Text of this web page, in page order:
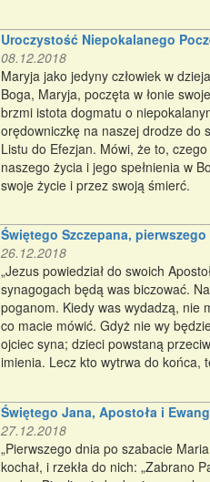
Uroczystość Niepokalanego
08.12.2018
Maryja jako jedyny człowiek w
Boga, Maryja, poczęta w łonie
brzmi istota dogmatu o
orędowniczkę na naszej drodze do
Listu do Efezjan. Mówi, że to,
naszego życia i jego spełnienia w
swoje życie i przez swoją śmierć.
Świętego Szczepana,
26.12.2018
„Jezus powiedział do swoich
synagogach będą was biczować.
poganom. Kiedy was wydadzą, nie
co macie mówić. Gdyż nie wy
ojciec syna; dzieci powstaną
imienia. Lecz kto wytrwa do końca,
Świętego Jana, Apostoła i
27.12.2018
„Pierwszego dnia po szabacie
kochał, i rzekła do nich: „Zabrano